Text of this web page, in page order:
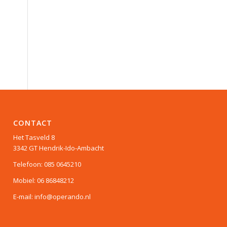
CONTACT
Het Tasveld 8
3342 GT Hendrik-Ido-Ambacht
Telefoon: 085 0645210
Mobiel: 06 86848212
E-mail: info@operando.nl